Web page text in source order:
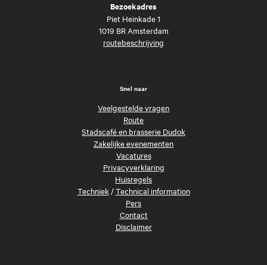
Bezoekadres
Piet Heinkade 1
1019 BR Amsterdam
routebeschrijving
Snel naar
Veelgestelde vragen
Route
Stadscafé en brasserie Dudok
Zakelijke evenementen
Vacatures
Privacyverklaring
Huisregels
Techniek/Technical information
Pers
Contact
Disclaimer